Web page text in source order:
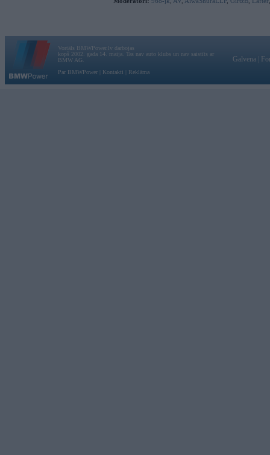
Vortāls BMWPower.lv darbojas
kopš 2002. gada 14. maija. Tas nav auto klubs un nav saistīts ar
BMW AG.
Par BMWPower
Kontakti Reklāma
Galvena